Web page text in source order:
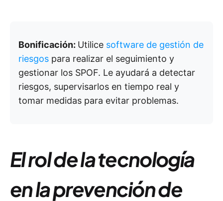
Bonificación: Utilice software de gestión de
riesgos para realizar el seguimiento y
gestionar los SPOF. Le ayudará a detectar
riesgos, supervisarlos en tiempo real y
tomar medidas para evitar problemas.
El rol de la tecnología
en la prevención de